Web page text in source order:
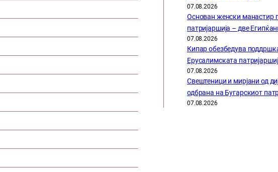
07.08.2026
Основан женски манастир
патријаршија – две
07.08.2026
Кипар обезбедува
Ерусалимската
07.08.2026
Свештеници и мирјани од
одбрана на Бугарскиот
07.08.2026